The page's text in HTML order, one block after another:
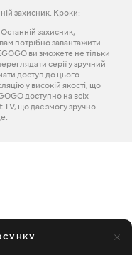
захисник. Кроки:
захисник,
потрібно завантажити
ви зможете не тільки
серії у зручний
доступ до цього
у високій якості, що
доступно на всіх
що дає змогу зручно